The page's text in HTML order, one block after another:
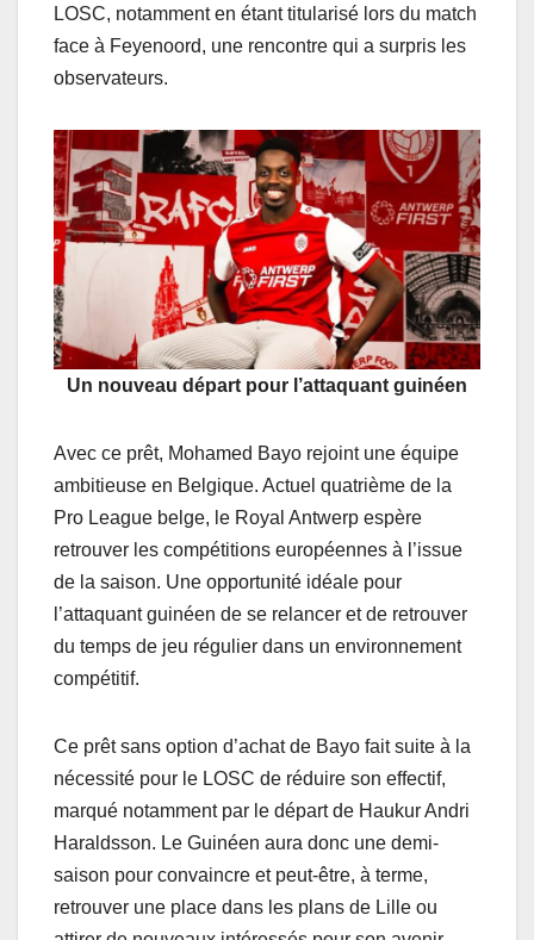
LOSC, notamment en étant titularisé lors du match
face à Feyenoord, une rencontre qui a surpris les
observateurs.
Un nouveau départ pour l’attaquant guinéen
Avec ce prêt, Mohamed Bayo rejoint une équipe
ambitieuse en Belgique. Actuel quatrième de la
Pro League belge, le Royal Antwerp espère
retrouver les compétitions européennes à l’issue
de la saison. Une opportunité idéale pour
l’attaquant guinéen de se relancer et de retrouver
du temps de jeu régulier dans un environnement
compétitif.
Ce prêt sans option d’achat de Bayo fait suite à la
nécessité pour le LOSC de réduire son effectif,
marqué notamment par le départ de Haukur Andri
Haraldsson. Le Guinéen aura donc une demi-
saison pour convaincre et peut-être, à terme,
retrouver une place dans les plans de Lille ou